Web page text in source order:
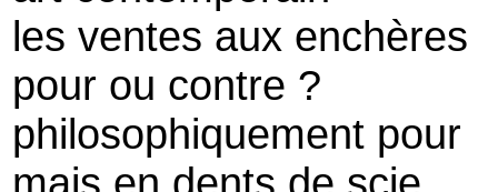
les ventes aux enchères
pour ou contre ?
philosophiquement pour
mais en dents de scie